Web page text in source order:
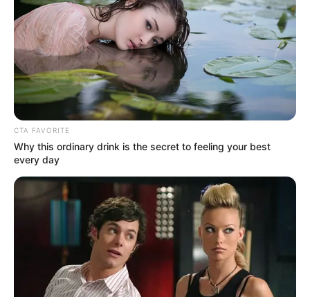
REINER FUELLMICH ΓΙΑ ΤΗΝ
ΝΥΡΕΜΒΕΡΓΗ 2: «ΣΕ 2 ΕΩΣ 3
ΕΒΔΟΜΑΔΕΣ, ΘΑ...
Η Εκδικητική μανία της
κυβέρνησης Μητσοτάκη
εναντίον αυτού που έβγαλε
την αλήθεια...
ΗΠΑ: Ο Αμερικανικός
Ερυθρός Σταυρός πιάστηκε
να αναμειγνύει αίμα
εμβολιασμένων με αίμα...
προειδοποιεί «Βρισκόμαστε
στην πιο επικίνδυνη...
Email address:
CTA FAVORITE
Why this ordinary drink is the secret to feeling your best
every day